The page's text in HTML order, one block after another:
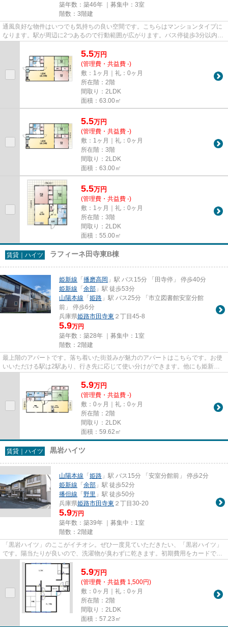
築年数：築46年 ｜募集中： 3室
階数：3階建
通風良好な物件はいつでも気持ちの良い空間です。こちらはマンションタイプに
なります。駅が周辺に2つあるので行動範囲が広がります。バス停徒歩3分以内な
ので時間を有効に使うことが...
5.5万円
(管理費・共益費 -)
敷：1ヶ月｜礼：0ヶ月
所在階：2階
間取り：2LDK
面積：63.00㎡
5.5万円
(管理費・共益費 -)
敷：1ヶ月｜礼：0ヶ月
所在階：3階
間取り：2LDK
面積：63.00㎡
5.5万円
(管理費・共益費 -)
敷：1ヶ月｜礼：0ヶ月
所在階：3階
間取り：2LDK
面積：55.00㎡
賃貸｜ハイツ ラフィーネ田寺東B棟
姫新線 「播磨高岡 」駅 バス15分 「田寺停」 停歩40分
姫新線 「余部 」駅 徒歩53分
山陽本線 「姫路 」駅 バス25分 「市立図書館安室分館
前」 停歩6分
兵庫県姫路市田寺東 ２丁目45-8
5.9万円
築年数：築28年 ｜募集中： 1室
階数：2階建
最上階のアパートです。落ち着いた街並みが魅力のアパートはこちらです。お使
いいただける駅は2駅あり、行き先に応じて使い分けができます。他にも姫新線
播磨高岡近くの物件をご覧にな...
5.9万円
(管理費・共益費 -)
敷：0ヶ月｜礼：0ヶ月
所在階：2階
間取り：2LDK
面積：59.62㎡
賃貸｜ハイツ 黒岩ハイツ
山陽本線 「姫路 」駅 バス15分 「安室分館前」 停歩2分
姫新線 「余部 」駅 徒歩52分
播但線 「野里 」駅 徒歩50分
兵庫県姫路市田寺東 ２丁目30-20
5.9万円
築年数：築39年 ｜募集中： 1室
階数：2階建
「黒岩ハイツ」のここがイチオシ。ぜひ一度見ていただきたい、「黒岩ハイツ」
です。陽当たりが良いので、洗濯物が臭わずに乾きます。初期費用をカードでお
支払いいただけるので、カー...
5.9万円
(管理費・共益費 1,500円)
敷：0ヶ月｜礼：0ヶ月
所在階：2階
間取り：2LDK
面積：57.23㎡